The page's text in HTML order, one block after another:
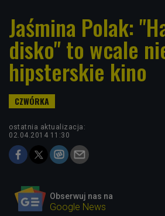
Jaśmina Polak:
disko" to wcale
hipsterskie kino
ostatnia aktualizacja:
02.04.2014 11:30
Obserwuj nas na
Google News